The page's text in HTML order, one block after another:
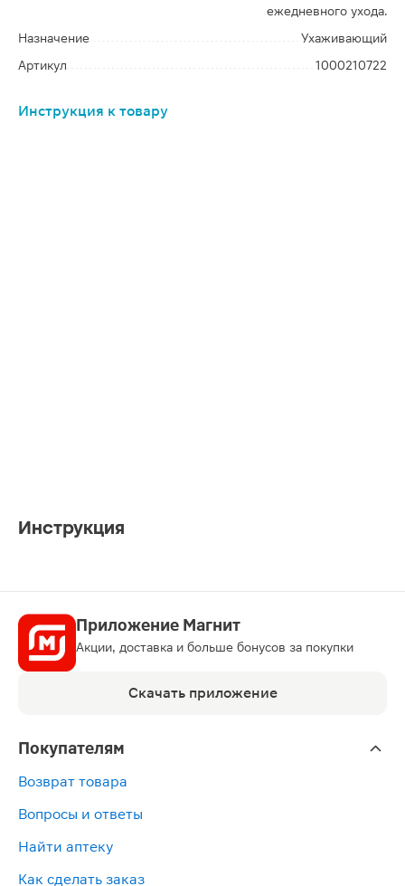
ежедневного ухода.
Назначение
Ухаживающий
Артикул
1000210722
Инструкция к товару
Инструкция
Приложение Магнит
Акции, доставка и больше бонусов за покупки
Скачать приложение
Покупателям
Возврат товара
Вопросы и ответы
Найти аптеку
Как сделать заказ